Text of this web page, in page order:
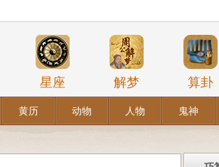
星座 解梦 算卦
黄历 动物 人物 鬼神